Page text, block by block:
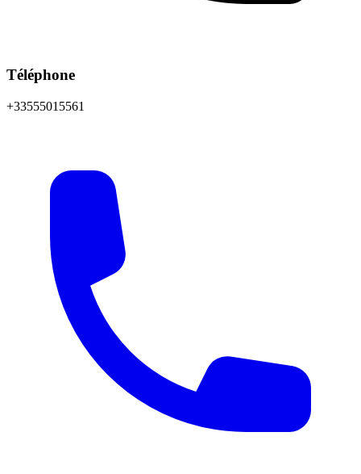
Téléphone
+33555015561